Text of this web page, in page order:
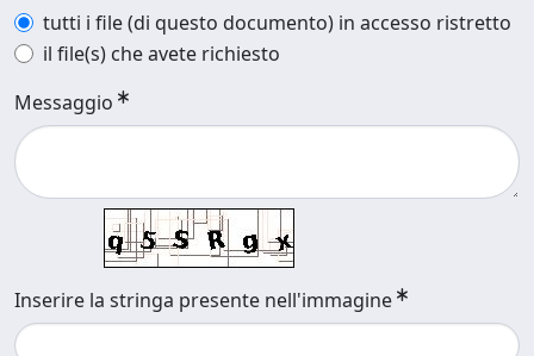
tutti i file (di questo documento) in accesso ristretto
il file(s) che avete richiesto
Messaggio
Inserire la stringa presente nell'immagine